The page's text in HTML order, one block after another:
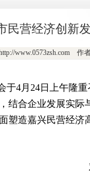
民营经济创新
www.0573zsh.com
于4月24日上午隆
结合企业发展实
塑造嘉兴民营经济